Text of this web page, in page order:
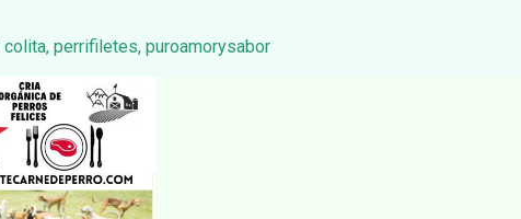
colita, perrifiletes, puroamorysabor